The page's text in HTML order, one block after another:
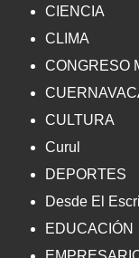
CIENCIA
CLIMA
CONGRESO
CULTURA
Curul
DEPORTES
Desde El
EDUCACIÓN